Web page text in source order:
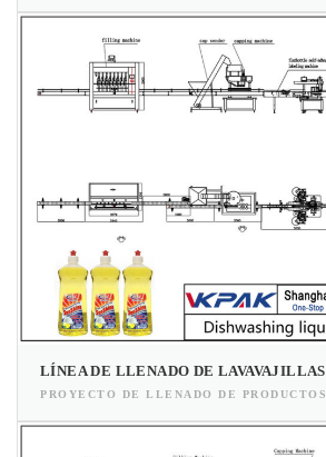
LÍNEA DE LLENADO DE
PROYECTO DE LLENADO DE